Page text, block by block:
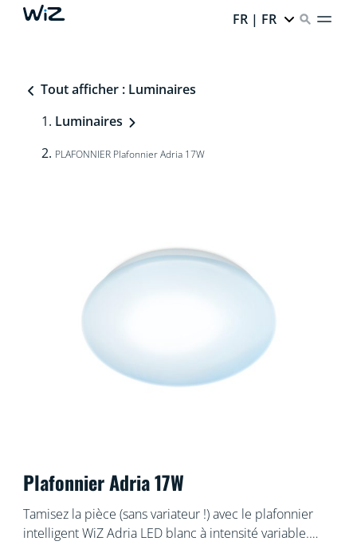
FR | FR
Tout afficher : Luminaires
Luminaires
PLAFONNIER Plafonnier Adria 17W
Plafonnier Adria 17W
Tamisez la pièce (sans variateur !) avec le plafonnier
intelligent WiZ Adria LED blanc à intensité variable.